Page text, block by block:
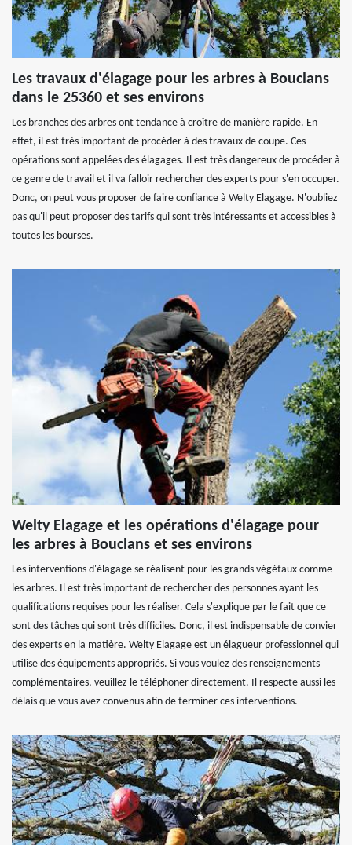
Les travaux d'élagage pour les arbres à Bouclans
dans le 25360 et ses environs
Les branches des arbres ont tendance à croître de manière rapide. En
effet, il est très important de procéder à des travaux de coupe. Ces
opérations sont appelées des élagages. Il est très dangereux de procéder à
ce genre de travail et il va falloir rechercher des experts pour s'en occuper.
Donc, on peut vous proposer de faire confiance à Welty Elagage. N'oubliez
pas qu'il peut proposer des tarifs qui sont très intéressants et accessibles à
toutes les bourses.
Welty Elagage et les opérations d'élagage pour
les arbres à Bouclans et ses environs
Les interventions d'élagage se réalisent pour les grands végétaux comme
les arbres. Il est très important de rechercher des personnes ayant les
qualifications requises pour les réaliser. Cela s'explique par le fait que ce
sont des tâches qui sont très difficiles. Donc, il est indispensable de convier
des experts en la matière. Welty Elagage est un élagueur professionnel qui
utilise des équipements appropriés. Si vous voulez des renseignements
complémentaires, veuillez le téléphoner directement. Il respecte aussi les
délais que vous avez convenus afin de terminer ces interventions.